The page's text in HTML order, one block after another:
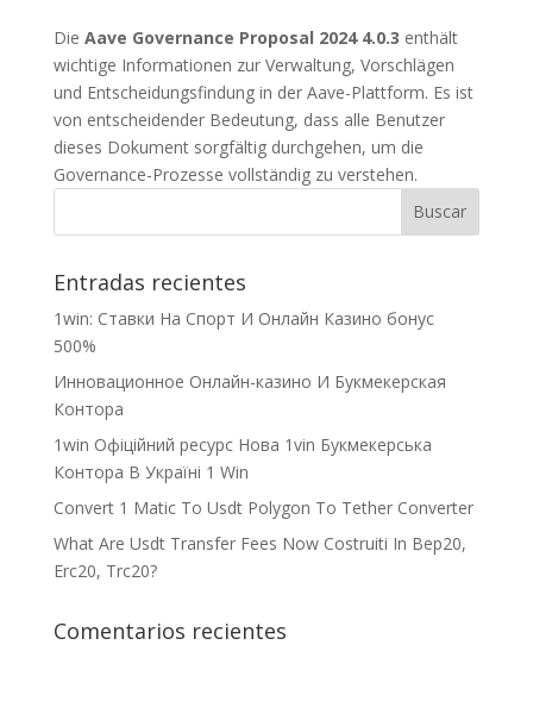
Die Aave Governance Proposal 2024 4.0.3 enthält
wichtige Informationen zur Verwaltung, Vorschlägen
und Entscheidungsfindung in der Aave-Plattform. Es ist
von entscheidender Bedeutung, dass alle Benutzer
dieses Dokument sorgfältig durchgehen, um die
Governance-Prozesse vollständig zu verstehen.
Entradas recientes
1win: Ставки На Cпорт И Онлайн Казино бонус
500%
Инновационное Онлайн-казино И Букмекерская
Контора
1win Офіційний ресурс Нова 1vin Букмекерська
Контора В Україні 1 Win
Convert 1 Matic To Usdt Polygon To Tether Converter
What Are Usdt Transfer Fees Now Costruiti In Bep20,
Erc20, Trc20?
Comentarios recientes